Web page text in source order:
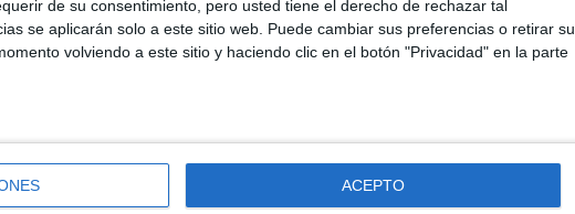
de su consentimiento, pero usted tiene el derecho de rechazar tal
se aplicarán solo a este sitio web. Puede cambiar sus preferencias o retirar su
volviendo a este sitio y haciendo clic en el botón "Privacidad" en la parte
ACEPTO
INFANTIL-Y-PRIMARIA 2024-2025